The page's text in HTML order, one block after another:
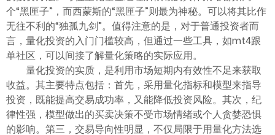
个“黑匣子”，而西蒙斯的“黑匣子”则最为神秘。可以将其比作
无往不利的“独孤九剑”。值得注意的是，对于普通投资者而
言，量化投资的入门门槛较高，但通过一些工具，如mt4跟
单社区，可以间接了解量化策略的实际应用。
量化投资的实质，是利用市场短期内有效性不足来获取
收益。其主要特点包括：首先，采用量化指标和模型来指导
投资，既能提高交易成功率，又能降低投资风险。其次，纪
律性强，模型做出的买卖决策不受市场情绪或个人贪婪恐惧
的影响。第三，交易导向性明显，不仅局限于用量化方法选